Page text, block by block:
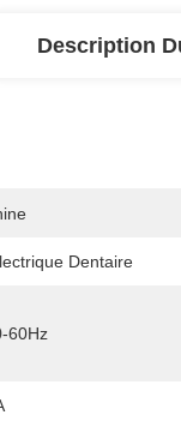
Description
Dentaire
60Hz